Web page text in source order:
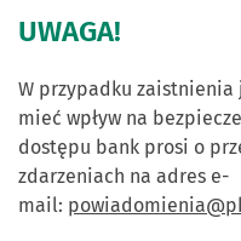
UWAGA!
W przypadku zaistnienia
mieć wpływ na
dostępu bank prosi o
zdarzeniach na adres e-
mail: